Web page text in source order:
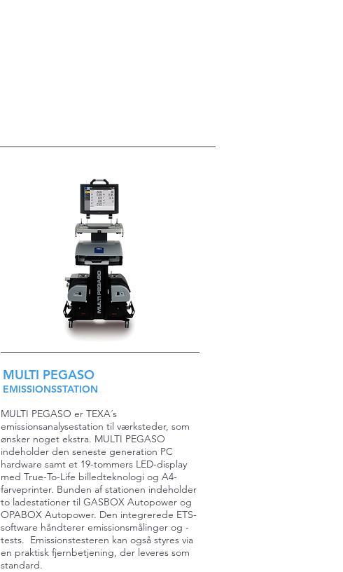
MULTI PEGASO
EMISSIONSSTATION
MULTI PEGASO er TEXA´s
emissionsanalysestation til værksteder, som
ønsker noget ekstra. MULTI PEGASO
indeholder den seneste generation PC
hardware samt et 19-tommers LED-display
med True-To-Life billedteknologi og A4-
farveprinter. Bunden af stationen indeholder
to ladestationer til GASBOX Autopower og
OPABOX Autopower. Den integrerede ETS-
software håndterer emissionsmålinger og -
tests. Emissionstesteren kan også styres via
en praktisk fjernbetjening, der leveres som
standard.